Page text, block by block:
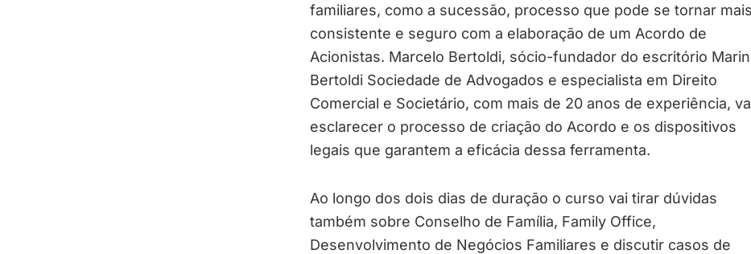
familiares, como a sucessão, processo que pode se tornar mais
consistente e seguro com a elaboração de um Acordo de
Acionistas. Marcelo Bertoldi, sócio-fundador do escritório
Bertoldi Sociedade de Advogados e especialista em Direito
Comercial e Societário, com mais de 20 anos de experiência,
esclarecer o processo de criação do Acordo e os dispositivos
legais que garantem a eficácia dessa ferramenta.
Ao longo dos dois dias de duração o curso vai tirar dúvidas
também sobre Conselho de Família, Family Office,
Desenvolvimento de Negócios Familiares e discutir casos de